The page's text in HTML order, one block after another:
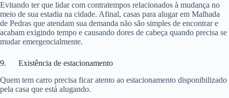
Evitando ter que lidar com contratempos relacionados à mudança no
meio de sua estadia na cidade. Afinal, casas para alugar em Malhada
de Pedras que atendam sua demanda não são simples de encontrar e
acabam exigindo tempo e causando dores de cabeça quando precisa se
mudar emergencialmente.
9. Existência de estacionamento
Quem tem carro precisa ficar atento ao estacionamento disponibilizado
pela casa que está alugando.